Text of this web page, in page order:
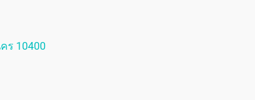
ร 10400